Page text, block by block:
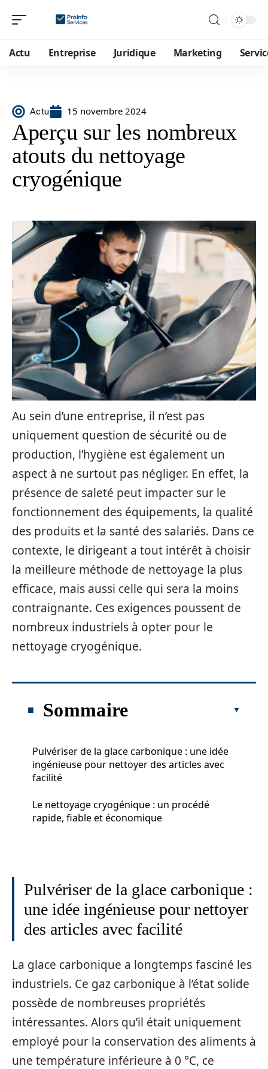
Actu Entreprise Juridique Marketing
Actu 15 novembre 2024
Aperçu sur les nombreux
atouts du nettoyage
cryogénique
Au sein d’une entreprise, il n’est pas
uniquement question de sécurité ou de
production, l’hygiène est également un
aspect à ne surtout pas négliger. En effet, la
présence de saleté peut impacter sur le
fonctionnement des équipements, la qualité
des produits et la santé des salariés. Dans ce
contexte, le dirigeant a tout intérêt à choisir
la meilleure méthode de nettoyage la plus
efficace, mais aussi celle qui sera la moins
contraignante. Ces exigences poussent de
nombreux industriels à opter pour le
nettoyage cryogénique.
Sommaire
Pulvériser de la glace carbonique : une idée
ingénieuse pour nettoyer des articles avec
facilité
Le nettoyage cryogénique : un procédé
rapide, fiable et économique
Pulvériser de la glace carbonique :
une idée ingénieuse pour nettoyer
des articles avec facilité
La glace carbonique a longtemps fasciné les
industriels. Ce gaz carbonique à l’état solide
possède de nombreuses propriétés
intéressantes. Alors qu’il était uniquement
employé pour la conservation des aliments à
une température inférieure à 0 °C, ce